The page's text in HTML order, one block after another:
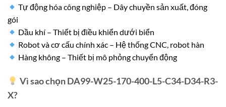
Tự động hóa công nghiệp – Dây chuyền sản xuất, đóng
gói
Dầu khí – Thiết bị điều khiển dưới biển
Robot và cơ cấu chính xác – Hệ thống CNC, robot hàn
Hàng không – Thiết bị mô phỏng chuyển động
Vì sao chọn DA99-W25-170-400-L5-C34-D34-R3-
X?